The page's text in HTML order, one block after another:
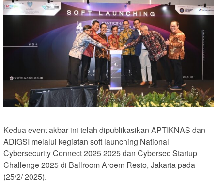
Kedua event akbar ini telah dipublikasikan APTIKNAS dan
ADIGSI melalui kegiatan soft launching National
Cybersecurity Connect 2025 2025 dan Cybersec Startup
Challenge 2025 di Ballroom Aroem Resto, Jakarta pada
(25/2/ 2025).